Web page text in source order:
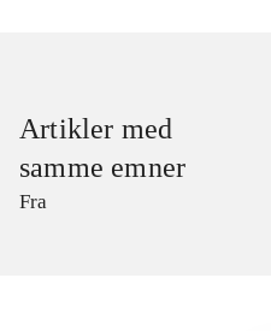
Artikler med
samme emner
Fra